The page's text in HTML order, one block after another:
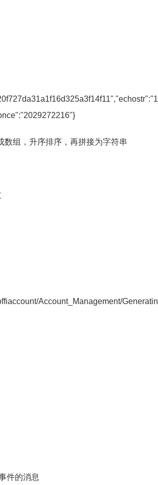
组，升序排序，再拼接为字符串
Account_Management/Generatin
件的消息